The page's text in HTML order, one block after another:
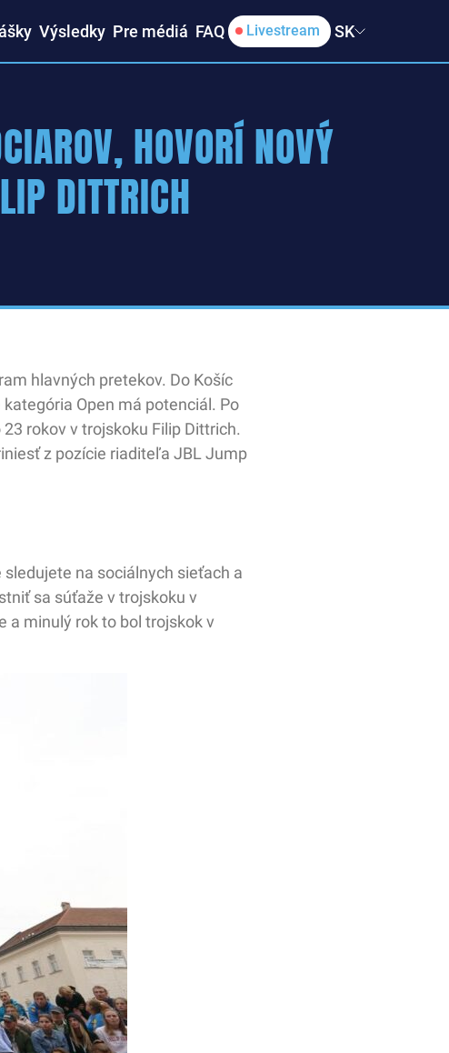
Výsledky Pre médiá FAQ Livestream SK
HOVORÍ NOVÝ
DITTRICH
hlavných pretekov. Do Košíc
Open má potenciál. Po
rokov v trojskoku Filip Dittrich.
z pozície riaditeľa JBL Jump
na sociálnych sieťach a
sa súťaže v trojskoku v
a minulý rok to bol trojskok v